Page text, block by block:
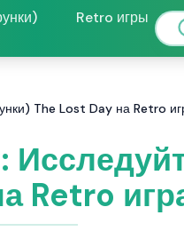
Retro игры
The Lost Day на Retro
Retro